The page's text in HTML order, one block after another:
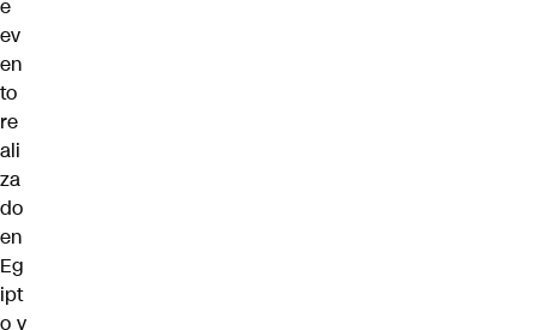
e
ev
en
to
re
ali
za
do
en
Eg
ipt
o y